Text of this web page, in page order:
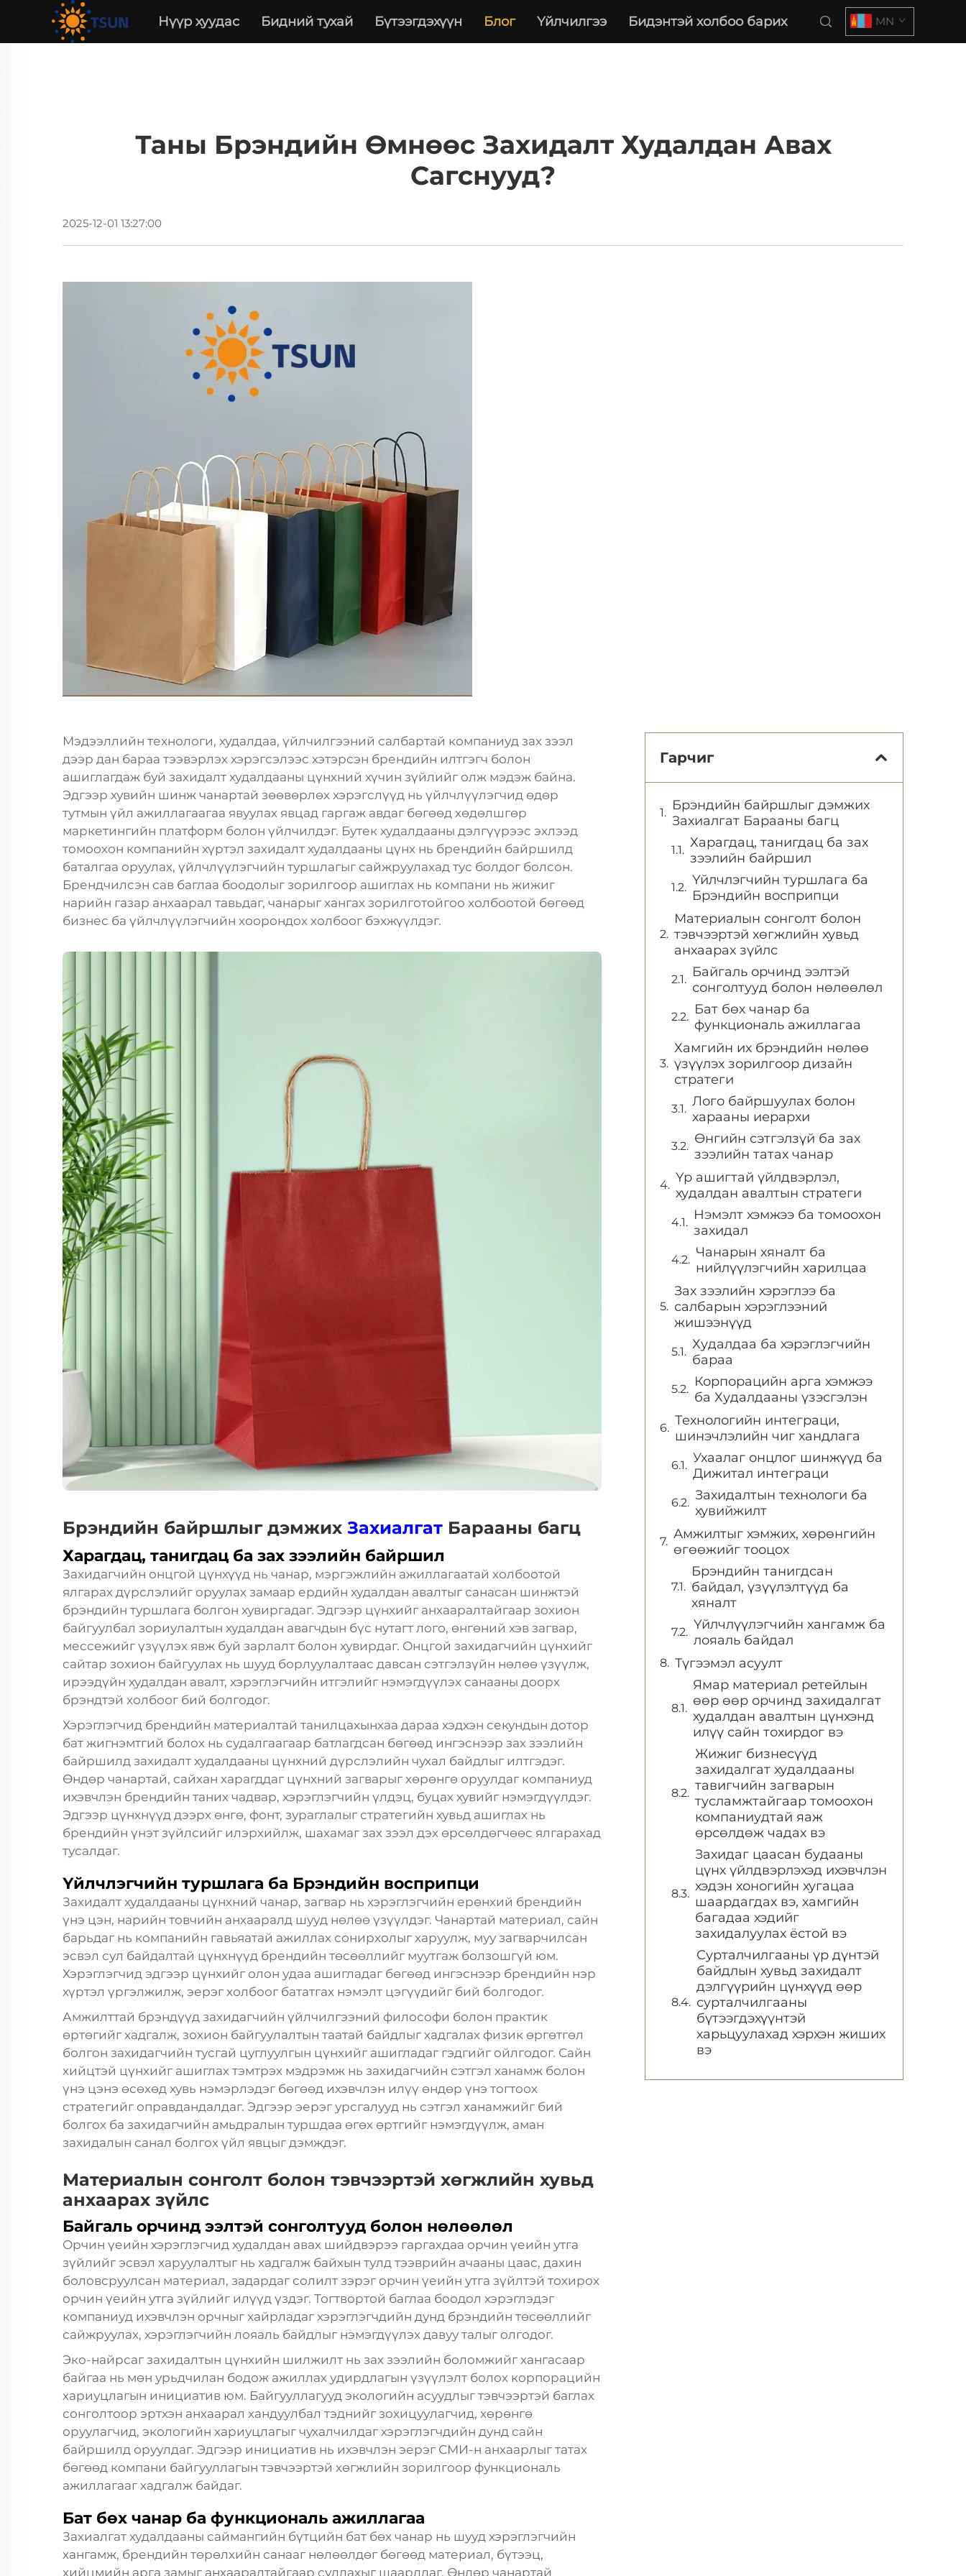
Нүүр хуудас Бидний тухай Бүтээгдэхүүн Блог Үйлчилгээ Бидэнтэй холбоо барих MN
Таны Брэндийн Өмнөөс Захидалт Худалдан Авах
Сагснууд?
2025-12-01 13:27:00
Мэдээллийн технологи, худалдаа, үйлчилгээний салбартай компаниуд зах зээл
дээр дан бараа тээвэрлэх хэрэгсэлээс хэтэрсэн брендийн илтгэгч болон
ашиглагдаж буй захидалт худалдааны цүнхний хүчин зүйлийг олж мэдэж байна.
Эдгээр хувийн шинж чанартай зөөвөрлөх хэрэгслүүд нь үйлчлүүлэгчид өдөр
тутмын үйл ажиллагаагаа явуулах явцад гаргаж авдаг бөгөөд хөдөлшгөр
маркетингийн платформ болон үйлчилдэг. Бутек худалдааны дэлгүүрээс эхлээд
томоохон компанийн хүртэл захидалт худалдааны цүнх нь брендийн байршилд
баталгаа оруулах, үйлчлүүлэгчийн туршлагыг сайжруулахад тус болдог болсон.
Брендчилсэн сав баглаа боодолыг зорилгоор ашиглах нь компани нь жижиг
нарийн газар анхаарал тавьдаг, чанарыг хангах зорилготойгоо холбоотой бөгөөд
бизнес ба үйлчлүүлэгчийн хоорондох холбоог бэхжүүлдэг.
Брэндийн байршлыг дэмжих Захиалгат Барааны багц
Харагдац, танигдац ба зах зээлийн байршил
Захидагчийн онцгой цүнхүүд нь чанар, мэргэжлийн ажиллагаатай холбоотой
ялгарах дүрслэлийг оруулах замаар ердийн худалдан авалтыг санасан шинжтэй
брэндийн туршлага болгон хувиргадаг. Эдгээр цүнхийг анхааралтайгаар зохион
байгуулбал зориулалтын худалдан авагчдын бүс нутагт лого, өнгөний хэв загвар,
мессежийг үзүүлэх явж буй зарлалт болон хувирдаг. Онцгой захидагчийн цүнхийг
сайтар зохион байгуулах нь шууд борлуулалтаас давсан сэтгэлзүйн нөлөө үзүүлж,
ирээдүйн худалдан авалт, хэрэглэгчийн итгэлийг нэмэгдүүлэх санааны доорх
брэндтэй холбоог бий болгодог.
Хэрэглэгчид брендийн материалтай танилцахынхаа дараа хэдхэн секундын дотор
бат жигнэмтгий болох нь судалгаагаар батлагдсан бөгөөд ингэснээр зах зээлийн
байршилд захидалт худалдааны цүнхний дүрслэлийн чухал байдлыг илтгэдэг.
Өндөр чанартай, сайхан харагддаг цүнхний загварыг хөрөнгө оруулдаг компаниуд
ихэвчлэн брендийн таних чадвар, хэрэглэгчийн үлдэц, буцах хувийг нэмэгдүүлдэг.
Эдгээр цүнхнүүд дээрх өнгө, фонт, зураглалыг стратегийн хувьд ашиглах нь
брендийн үнэт зүйлсийг илэрхийлж, шахамаг зах зээл дэх өрсөлдөгчөөс ялгарахад
тусалдаг.
Үйлчлэгчийн туршлага ба Брэндийн восприпци
Захидалт худалдааны цүнхний чанар, загвар нь хэрэглэгчийн ерөнхий брендийн
үнэ цэн, нарийн товчийн анхааралд шууд нөлөө үзүүлдэг. Чанартай материал, сайн
барьдаг нь компанийн гавьяатай ажиллах сонирхолыг харуулж, муу загварчилсан
эсвэл сул байдалтай цүнхнүүд брендийн төсөөллийг муутгаж болзошгүй юм.
Хэрэглэгчид эдгээр цүнхийг олон удаа ашигладаг бөгөөд ингэснээр брендийн нэр
хүртэл үргэлжилж, эерэг холбоог бататгах нэмэлт цэгүүдийг бий болгодог.
Амжилттай брэндүүд захидагчийн үйлчилгээний философи болон практик
өртөгийг хадгалж, зохион байгуулалтын таатай байдлыг хадгалах физик өргөтгөл
болгон захидагчийн тусгай цуглуулгын цүнхийг ашигладаг гэдгийг ойлгодог. Сайн
хийцтэй цүнхийг ашиглах тэмтрэх мэдрэмж нь захидагчийн сэтгэл ханамж болон
үнэ цэнэ өсөхөд хувь нэмэрлэдэг бөгөөд ихэвчлэн илүү өндөр үнэ тогтоох
стратегийг оправдандалдаг. Эдгээр эерэг урсгалууд нь сэтгэл ханамжийг бий
болгох ба захидагчийн амьдралын туршдаа өгөх өртгийг нэмэгдүүлж, аман
захидалын санал болгох үйл явцыг дэмждэг.
Материалын сонголт болон тэвчээртэй хөгжлийн хувьд
анхаарах зүйлс
Байгаль орчинд ээлтэй сонголтууд болон нөлөөлөл
Орчин үеийн хэрэглэгчид худалдан авах шийдвэрээ гаргахдаа орчин үеийн утга
зүйлийг эсвэл харуулалтыг нь хадгалж байхын тулд тээврийн ачааны цаас, дахин
боловсруулсан материал, задардаг солилт зэрэг орчин үеийн утга зүйлтэй тохирох
орчин үеийн утга зүйлийг илүүд үздэг. Тогтвортой баглаа боодол хэрэглэдэг
компаниуд ихэвчлэн орчныг хайрладаг хэрэглэгчдийн дунд брэндийн төсөөллийг
сайжруулах, хэрэглэгчийн лояаль байдлыг нэмэгдүүлэх давуу талыг олгодог.
Эко-найрсаг захидалтын цүнхийн шилжилт нь зах зээлийн боломжийг хангасаар
байгаа нь мөн урьдчилан бодож ажиллах удирдлагын үзүүлэлт болох корпорацийн
хариуцлагын инициатив юм. Байгууллагууд экологийн асуудлыг тэвчээртэй баглах
сонголтоор эртхэн анхаарал хандуулбал тэднийг зохицуулагчид, хөрөнгө
оруулагчид, экологийн хариуцлагыг чухалчилдаг хэрэглэгчдийн дунд сайн
байршилд оруулдаг. Эдгээр инициатив нь ихэвчлэн эерэг СМИ-н анхаарлыг татах
бөгөөд компани байгууллагын тэвчээртэй хөгжлийн зорилгоор функциональ
ажиллагааг хадгалж байдаг.
Бат бөх чанар ба функциональ ажиллагаа
Захиалгат худалдааны саймангийн бүтцийн бат бөх чанар нь шууд хэрэглэгчийн
хангамж, брендийн төрөлхийн санааг нөлөөлдөг бөгөөд материал, бүтээц,
хийцмийн арга замыг анхааралтайгаар судлахыг шаарддаг. Өндөр чанартай
Гарчиг
Брэндийн байршлыг дэмжих
Захиалгат Барааны багц
Харагдац, танигдац ба зах
зээлийн байршил
Үйлчлэгчийн туршлага ба
Брэндийн восприпци
Материалын сонголт болон
тэвчээртэй хөгжлийн хувьд
анхаарах зүйлс
Байгаль орчинд ээлтэй
сонголтууд болон нөлөөлөл
Бат бөх чанар ба
функциональ ажиллагаа
Хамгийн их брэндийн нөлөө
үзүүлэх зорилгоор дизайн
стратеги
Лого байршуулах болон
харааны иерархи
Өнгийн сэтгэлзүй ба зах
зээлийн татах чанар
Үр ашигтай үйлдвэрлэл,
худалдан авалтын стратеги
Нэмэлт хэмжээ ба томоохон
захидал
Чанарын хяналт ба
нийлүүлэгчийн харилцаа
Зах зээлийн хэрэглээ ба
салбарын хэрэглээний
жишээнүүд
Худалдаа ба хэрэглэгчийн
бараа
Корпорацийн арга хэмжээ
ба Худалдааны үзэсгэлэн
Технологийн интеграци,
шинэчлэлийн чиг хандлага
Ухаалаг онцлог шинжүүд ба
Дижитал интеграци
Захидалтын технологи ба
хувийжилт
Амжилтыг хэмжих, хөрөнгийн
өгөөжийг тооцох
Брэндийн танигдсан
байдал, үзүүлэлтүүд ба
хяналт
Үйлчлүүлэгчийн хангамж ба
лояаль байдал
Түгээмэл асуулт
Ямар материал ретейлын
өөр өөр орчинд захидалгат
худалдан авалтын цүнхэнд
илүү сайн тохирдог вэ
Жижиг бизнесүүд
захидалгат худалдааны
тавигчийн загварын
тусламжтайгаар томоохон
компаниудтай яаж
өрсөлдөж чадах вэ
Захидаг цаасан будааны
цүнх үйлдвэрлэхэд ихэвчлэн
хэдэн хоногийн хугацаа
шаардагдах вэ, хамгийн
багадаа хэдийг
захидалуулах ёстой вэ
Сурталчилгааны үр дүнтэй
байдлын хувьд захидалт
дэлгүүрийн цүнхүүд өөр
сурталчилгааны
бүтээгдэхүүнтэй
харьцуулахад хэрхэн жиших
вэ